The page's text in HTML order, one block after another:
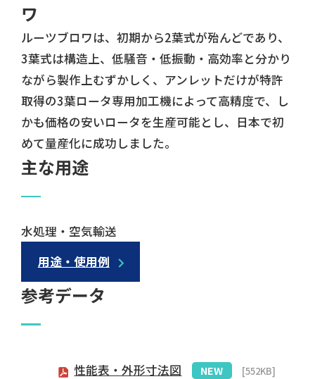
ワ
ルーツブロワは、初期から2葉式が殆んどであり、
3葉式は構造上、低騒音・低振動・高効率と分かり
ながら製作上むずかしく、アンレットだけが特許
取得の3葉ロータ専用加工機によって高精度で、し
かも価格の安いロータを生産可能とし、日本で初
めて量産化に成功しました。
主な用途
水処理・空気輸送
用途・使用例
参考データ
性能表・外形寸法図 [552KB]